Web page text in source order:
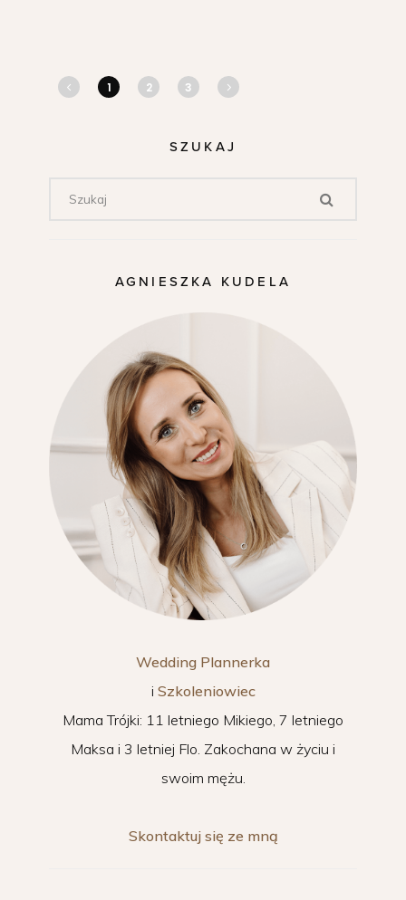
1 2 3
SZUKAJ
AGNIESZKA KUDELA
Wedding Plannerka
i Szkoleniowiec
Mama Trójki: 11 letniego Mikiego, 7 letniego
Maksa i 3 letniej Flo. Zakochana w życiu i
swoim mężu.
Skontaktuj się ze mną